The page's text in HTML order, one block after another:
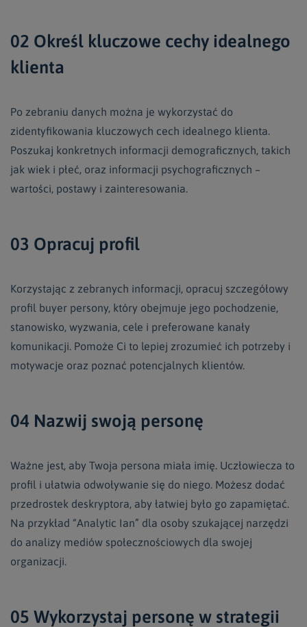
02 Określ kluczowe cechy idealnego
klienta
Po zebraniu danych można je wykorzystać do
zidentyfikowania kluczowych cech idealnego klienta.
Poszukaj konkretnych informacji demograficznych, takich
jak wiek i płeć, oraz informacji psychograficznych –
wartości, postawy i zainteresowania.
03 Opracuj profil
Korzystając z zebranych informacji, opracuj szczegółowy
profil buyer persony, który obejmuje jego pochodzenie,
stanowisko, wyzwania, cele i preferowane kanały
komunikacji. Pomoże Ci to lepiej zrozumieć ich potrzeby i
motywacje oraz poznać potencjalnych klientów.
04 Nazwij swoją personę
Ważne jest, aby Twoja persona miała imię. Uczłowiecza to
profil i ułatwia odwoływanie się do niego. Możesz dodać
przedrostek deskryptora, aby łatwiej było go zapamiętać.
Na przykład “Analytic Ian” dla osoby szukającej narzędzi
do analizy mediów społecznościowych dla swojej
organizacji.
05 Wykorzystaj personę w strategii